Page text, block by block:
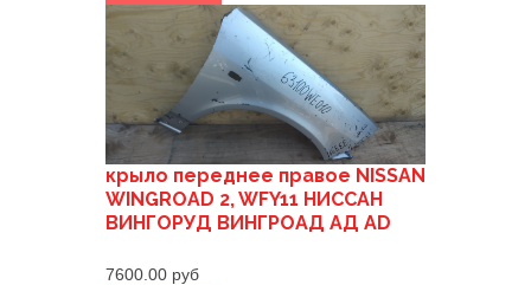
крыло переднее правое NISSAN
WINGROAD 2, WFY11 НИССАН
ВИНГОРУД ВИНГРОАД АД AD
7600.00